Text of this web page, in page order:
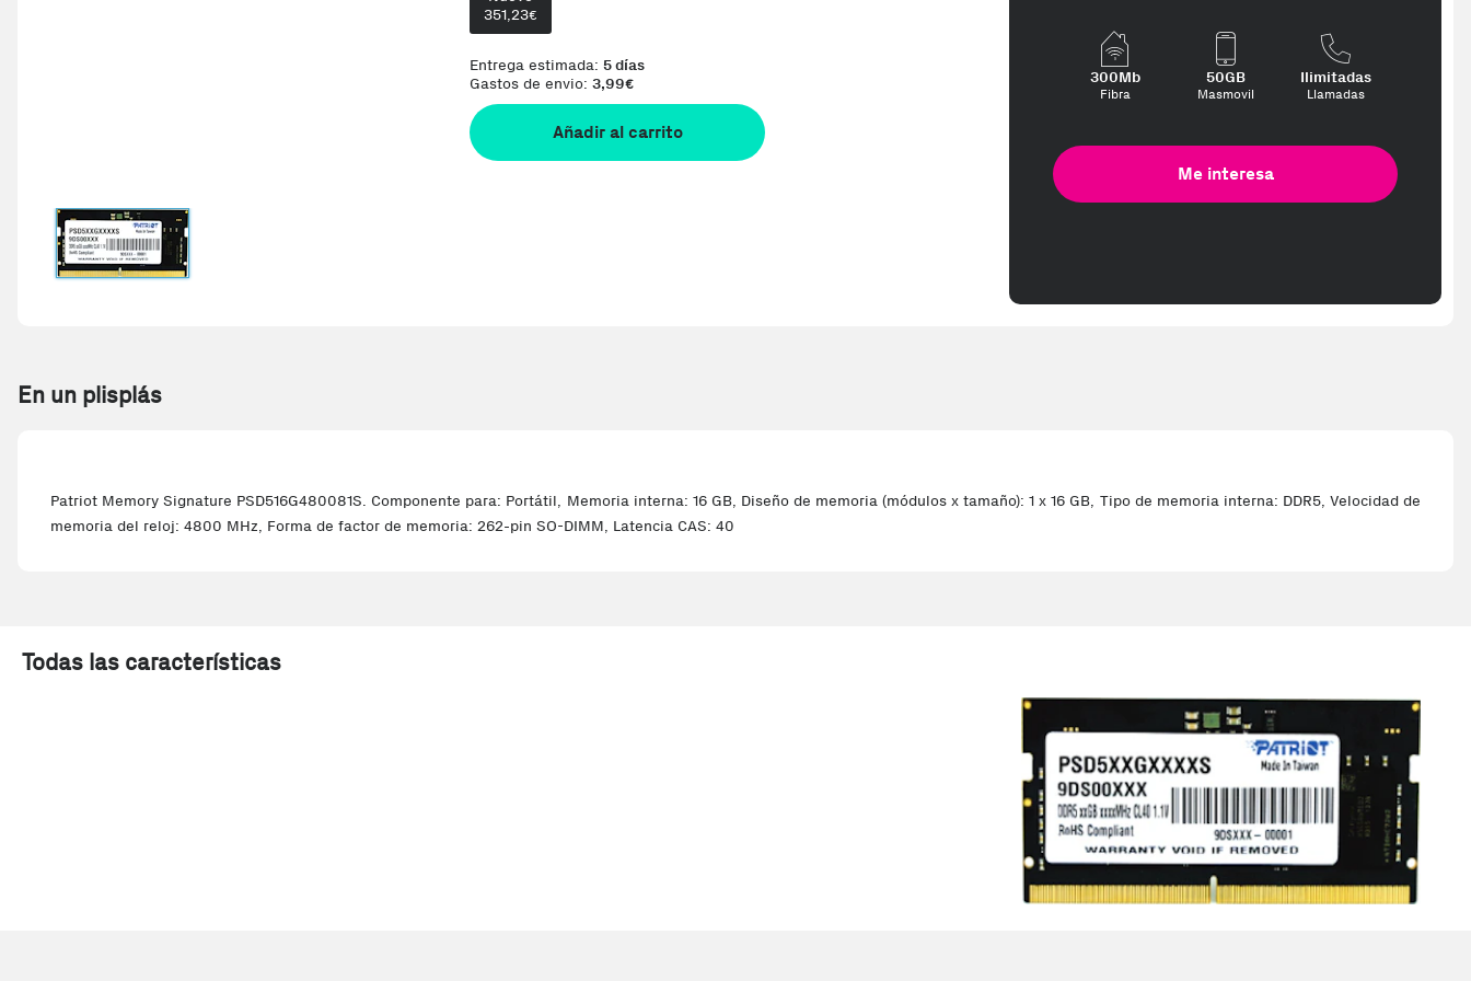
351,23€
Entrega estimada: 5 días
Gastos de envio: 3,99€
Añadir al carrito
300Mb
Fibra
50GB
Masmovil
Ilimitadas
Llamadas
Me interesa
En un plisplás
Patriot Memory Signature PSD516G480081S. Componente para: Portátil, Memoria interna: 16 GB, Diseño de memoria (módulos x tamaño): 1 x 16 GB, Tipo de memoria interna: DDR5, Velocidad de
memoria del reloj: 4800 MHz, Forma de factor de memoria: 262-pin SO-DIMM, Latencia CAS: 40
Todas las características